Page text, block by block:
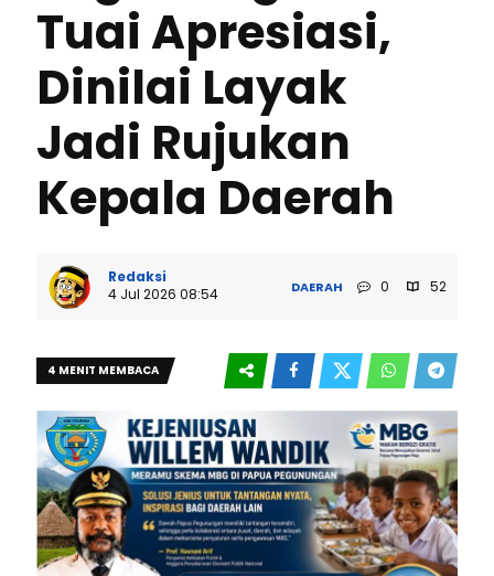
Tuai Apresiasi,
Dinilai Layak
Jadi Rujukan
Kepala Daerah
Redaksi
4 Jul 2026 08:54
DAERAH 0 52
4 MENIT MEMBACA